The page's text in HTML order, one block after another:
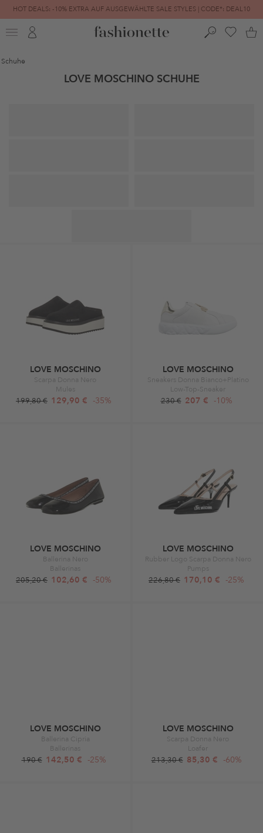
HOT DEALS: -10% EXTRA AUF AUSGEWÄHLTE SALE STYLES | CODE*: DEAL10
FINAL SALE | BIS ZU -80% REDUZIERT
Schuhe
LOVE MOSCHINO SCHUHE
LOVE MOSCHINO
Scarpa Donna Nero
Mules
199,80 € 129,90 € -35%
LOVE MOSCHINO
Sneakers Donna Bianco+Platino
Low-Top-Sneaker
230 € 207 € -10%
LOVE MOSCHINO
Ballerina Nero
Ballerinas
205,20 € 102,60 € -50%
LOVE MOSCHINO
Rubber Logo Scarpa Donna Nero
Pumps
226,80 € 170,10 € -25%
LOVE MOSCHINO
Ballerina Cipria
Ballerinas
190 € 142,50 € -25%
LOVE MOSCHINO
Scarpa Donna Nero
Loafer
213,30 € 85,30 € -60%